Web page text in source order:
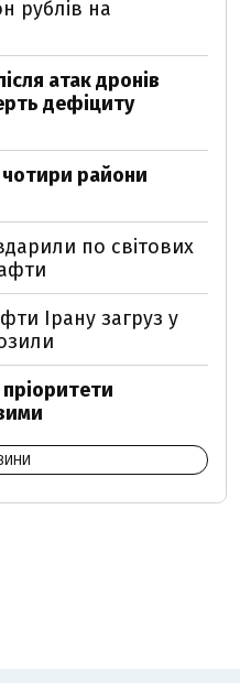
рублів на
атак дронів
дефіциту
райони
по світових
Ірану загруз у